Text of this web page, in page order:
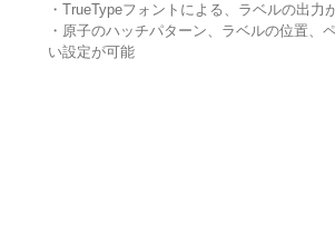
・TrueTypeフォントによる、ラベルの出力
・原子のハッチパターン、ラベルの位置、
い設定が可能